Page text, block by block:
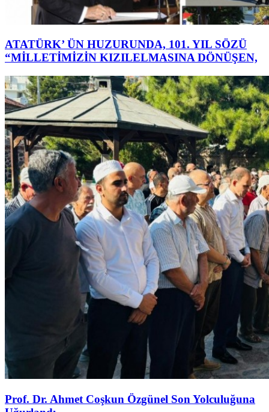
ATATÜRK’ ÜN HUZURUNDA, 101. YIL SÖZÜ
“MİLLETİMİZİN KIZILELMASINA DÖNÜŞEN,
Prof. Dr. Ahmet Coşkun Özgünel Son Yolculuğuna